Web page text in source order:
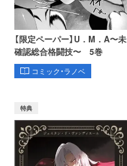
【限定ペーパー】U．M．A〜未
確認総合格闘技〜 5巻
コミック・ラノベ
特典